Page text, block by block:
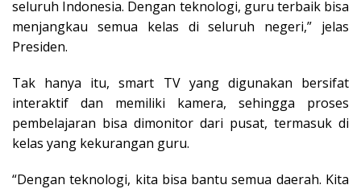
seluruh Indonesia. Dengan teknologi, guru terbaik bisa
menjangkau semua kelas di seluruh negeri,” jelas
Presiden.
Tak hanya itu, smart TV yang digunakan bersifat
interaktif dan memiliki kamera, sehingga proses
pembelajaran bisa dimonitor dari pusat, termasuk di
kelas yang kekurangan guru.
“Dengan teknologi, kita bisa bantu semua daerah. Kita